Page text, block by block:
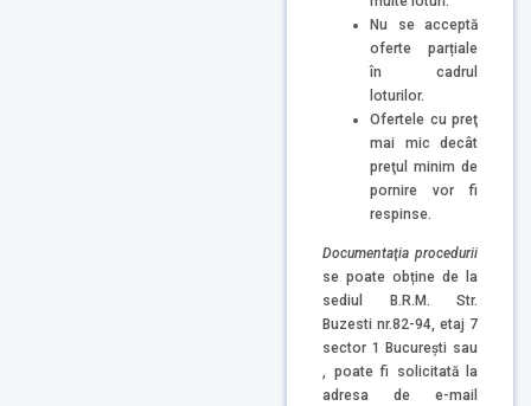
Nu se acceptă
oferte parțiale
în cadrul
loturilor.
Ofertele cu preţ
mai mic decât
preţul minim de
pornire vor fi
respinse.
Documentaţia procedurii
se poate obține de la
sediul B.R.M. Str.
Buzesti nr.82-94, etaj 7
sector 1 București sau
, poate fi solicitată la
adresa de e-mail